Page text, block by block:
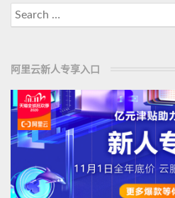
Search
for:
阿里云新人专享入口